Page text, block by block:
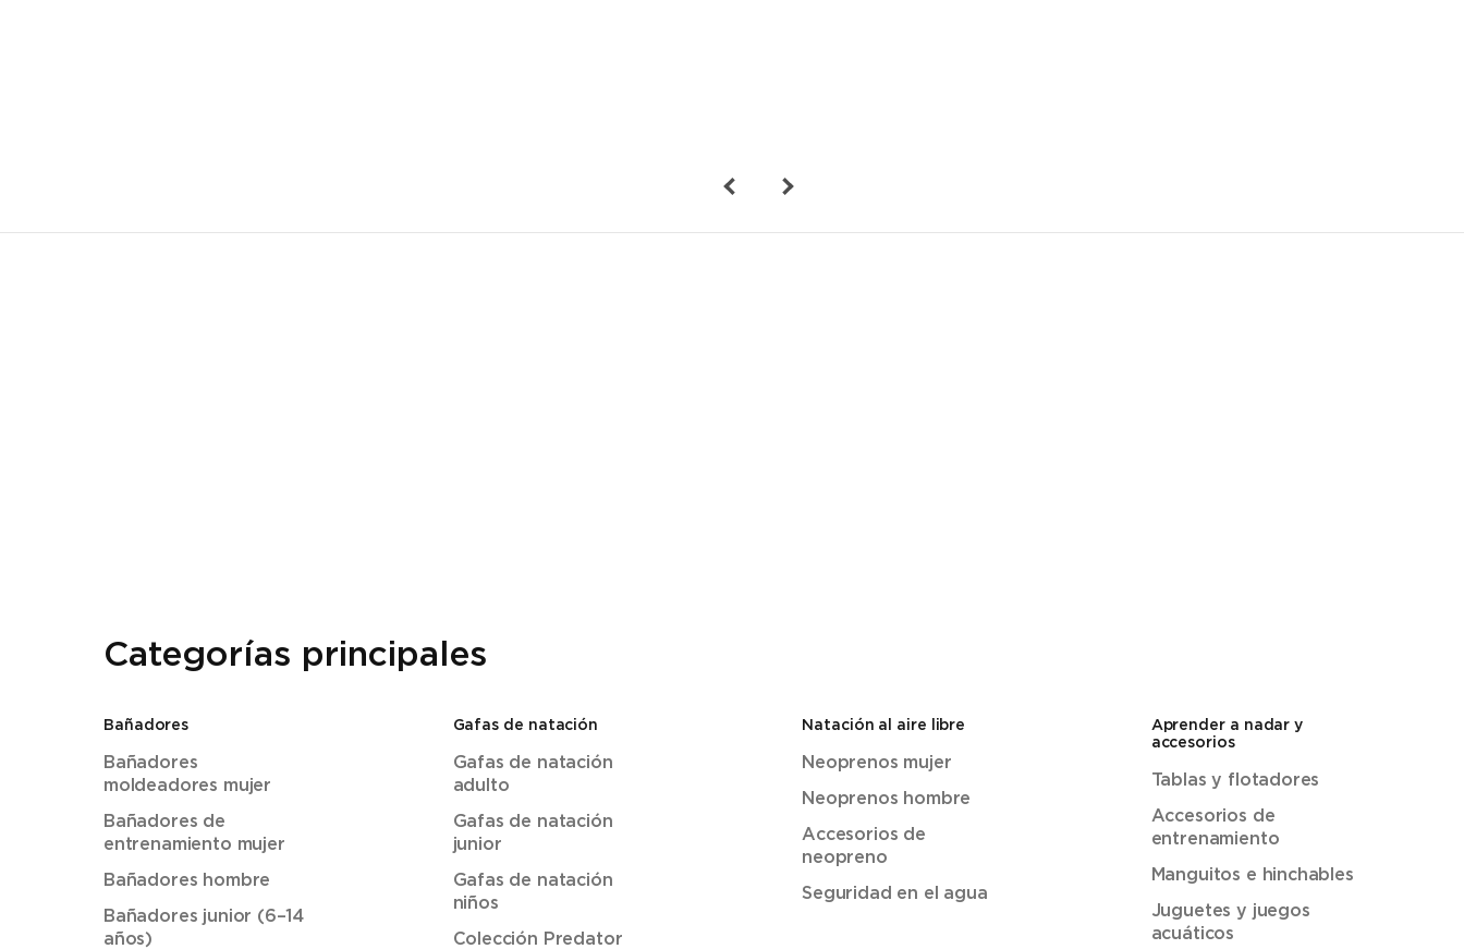
Categorías principales
Bañadores
Bañadores
moldeadores mujer
Bañadores de
entrenamiento mujer
Bañadores hombre
Bañadores junior (6–14
años)
Gafas de natación
Gafas de natación
adulto
Gafas de natación
junior
Gafas de natación
niños
Colección Predator
Natación al aire libre
Neoprenos mujer
Neoprenos hombre
Accesorios de
neopreno
Seguridad en el agua
Aprender a nadar y
accesorios
Tablas y flotadores
Accesorios de
entrenamiento
Manguitos e hinchables
Juguetes y juegos
acuáticos